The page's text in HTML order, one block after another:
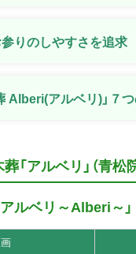
参りのしやすさを追求
Alberi(アルベリ)」７
「アルベリ」（青松
ルベリ～Alberi～